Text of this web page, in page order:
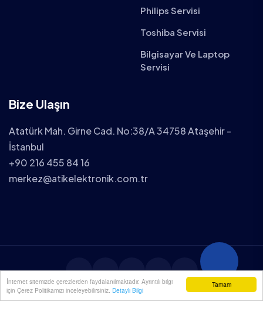
Tamam
İnternet sitemizde çerezlerden faydalanılmaktadır. Ayrıntılı bilgi
için Çerez Politikamızı inceleyebilirsiniz. Detaylı Bilgi
Philips Servisi
Toshiba Servisi
Bilgisayar Ve Laptop
Servisi
Bize Ulaşın
Atatürk Mah. Girne Cad. No:38/A 34758 Ataşehir -
İstanbul
+90 216 455 84 16
merkez@atikelektronik.com.tr
2025 ATİK ELEKTRONİK TÜM HAKLARI SAKLIDIR.